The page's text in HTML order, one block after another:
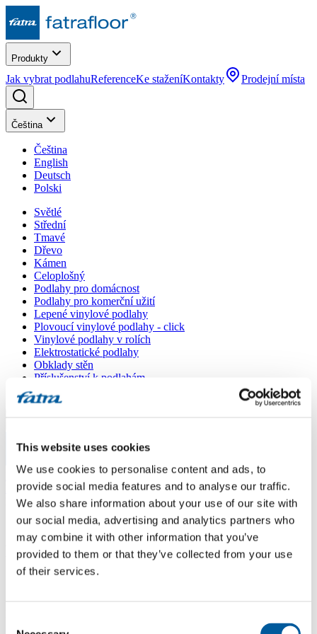
This website uses cookies
We use cookies to personalise content and ads, to
provide social media features and to analyse our traffic.
We also share information about your use of our site with
our social media, advertising and analytics partners who
may combine it with other information that you’ve
provided to them or that they’ve collected from your use
of their services.
Produkty
Jak vybrat podlahuReferenceKe staženíKontakty Prodejní místa
Čeština
Čeština
English
Deutsch
Polski
Světlé
Střední
Tmavé
Dřevo
Kámen
Celoplošný
Podlahy pro domácnost
Podlahy pro komerční užití
Lepené vinylové podlahy
Plovoucí vinylové podlahy - click
Vinylové podlahy v rolích
Elektrostatické podlahy
Obklady stěn
Příslušenství k podlahám
Všechny podlahy
Menu
Domů
Prodejní místa/
Podlahové centrum JeHla
Podlahové centrum JeHla